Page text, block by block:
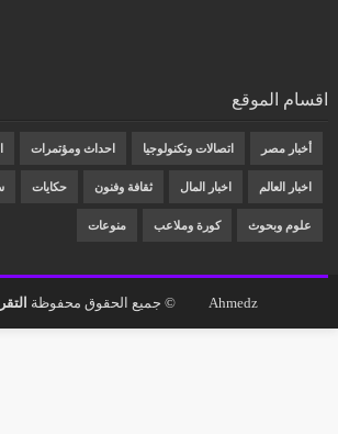
اقسام الموقع
أخبار مصر اتصالات وتكنولوجيا احداث ومؤتمرات
اخبار العالم اخبار المال ثقافة وفنون حكايات
علوم وبحوث كورة وملاعب منوعات
Ahmedz © جميع الحقوق محفوظة